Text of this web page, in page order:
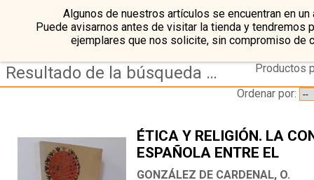
Algunos de nuestros artículos se encuentran en un
Puede avisarnos antes de visitar la tienda y tendremos
ejemplares que nos solicite, sin compromiso de
Resultado de la búsqueda de autor gonzalez de cardenal o
Productos
Ordenar por:
ÉTICA Y RELIGIÓN. LA
ESPAÑOLA ENTRE EL
DOGMATISMO Y LA
GONZÁLEZ DE CARDENAL, O.